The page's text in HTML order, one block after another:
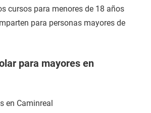
cursos para menores de 18 años
para personas mayores de
para mayores en
en Caminreal